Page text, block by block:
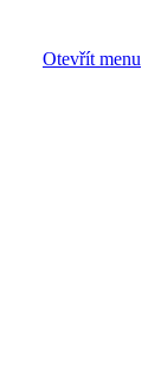
Otevřít menu